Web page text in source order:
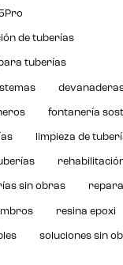
de tuberías
tuberías
fontanería
limpieza de
sin obras
resina epoxi
soluciones sin